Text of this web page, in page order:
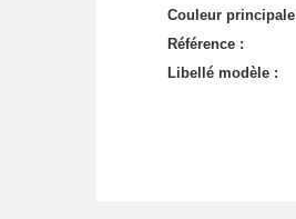
Couleur
Référence :
Libellé modèle :